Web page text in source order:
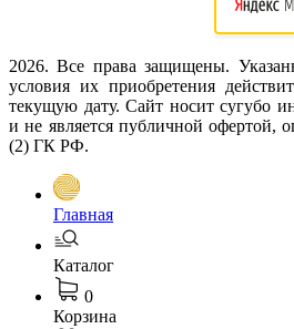
2026. Все права защищены.
условия их приобретения
текущую дату. Сайт носит сугубо
и не является публичной офертой,
(2) ГК РФ.
Главная
Каталог
0
Корзина